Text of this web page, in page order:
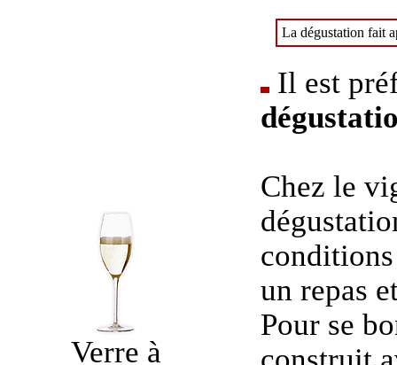
La dégustation fait
Verre à
Il est
Chez le
un repas
Pour se